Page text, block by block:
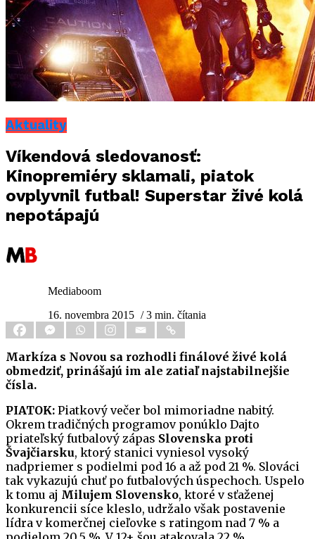
Aktuality
Víkendová sledovanosť:
Kinopremiéry sklamali, piatok
ovplyvnil futbal! Superstar živé kolá
nepotápajú
Mediaboom
16. novembra 2015 / 3 min. čítania
Markíza s Novou sa rozhodli finálové živé kolá
obmedziť, prinášajú im ale zatiaľ najstabilnejšie
čísla.
PIATOK: Piatkový večer bol mimoriadne nabitý.
Okrem tradičných programov ponúklo Dajto
priateľský futbalový zápas Slovenska proti
Švajčiarsku, ktorý stanici vyniesol vysoký
nadpriemer s podielmi pod 16 a až pod 21 %. Slováci
tak vykazujú chuť po futbalových úspechoch. Uspelo
k tomu aj Milujem Slovensko, ktoré v sťaženej
konkurencii síce kleslo, udržalo však postavenie
lídra v komerčnej cieľovke s ratingom nad 7 % a